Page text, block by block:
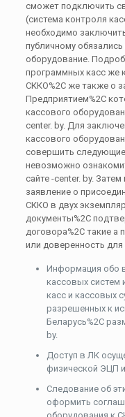
сможет подключить
(система контроля
необходимо
публичному
оборудование.
программных касс же
СККО%2C же также о
Предприятием%2C
кассового
center. by. Для
кассового
совершить
невозможно
сайте -center. by.
заявление о
СККО в двух
документы%2C
договора%2C такие а
или доверенность для
Информация обо
кассовых систем
касс и кассовых
разрешенных к
Беларусь%2C
by.
Доступ в ЛК
физической ЭЦП
Следование об
оформить